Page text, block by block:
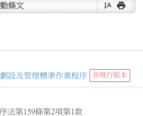
條文 text_rotate_vertical print
設及管理標準作業程序
非現行版本
法第159條第2項第1款